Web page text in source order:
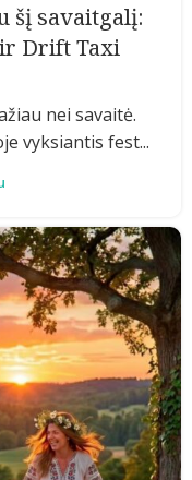
šį savaitgalį:
Drift Taxi
nei savaitė.
vyksiantis fest...